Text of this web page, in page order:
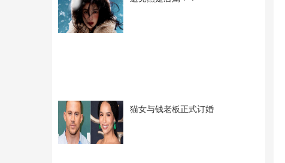
猫女与钱老板正式订婚